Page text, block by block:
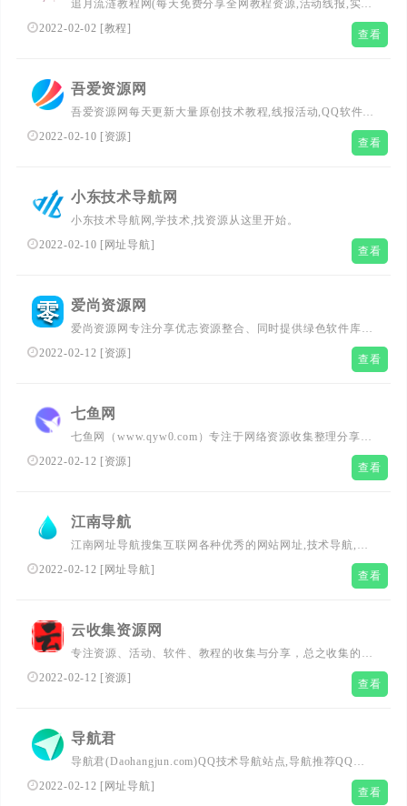
追月流涟教程网(每天免费分享全网教程资源,活动线报,实用
软件,QQ技术,视频教程等网络优志内容,致力打造网络技术
2022-02-02 [教程] 查看
吾爱资源网
吾爱资源网每天更新大量原创技术教程,线报活动,QQ软件
等,欢迎各位小刀娱乐网的基佬访问学习,给QQ爱好者们带来
2022-02-10 [资源] 查看
小东技术导航网
小东技术导航网,学技术,找资源从这里开始。
2022-02-10 [网址导航] 查看
爱尚资源网
爱尚资源网专注分享优志资源整合、同时提供绿色软件库下
载，为网络爱好者提供一个温馨家园
2022-02-12 [资源] 查看
七鱼网
七鱼网（www.qyw0.com）专注于网络资源收集整理分享，
每天更新众多优志活动资讯、精品游戏辅助、实用软件资
2022-02-12 [资源] 查看
江南导航
江南网址导航搜集互联网各种优秀的网站网址,技术导航,技
术导航网,（www.jndhw.cn）新技术导航网全力打造全网最
实用简洁的江南网址导航基地,一站式网络技术学习起点站,
2022-02-12 [ 网址导航] 查看
云收集资源网
专注资源、活动、软件、教程的收集与分享，总之收集的都
是精品哦！
2022-02-12 [资源] 查看
导航君
导航君(Daohangjun.com)QQ技术导航站点,导航推荐QQ活
动网,QQ业务乐园,薅羊毛,线报屋,源码下载,推荐卡盟,QQ头
像资源,破解软件,技术论坛,网址导航,上网导航,争做排优秀
2022-02-12 [ 网址导航] 查看